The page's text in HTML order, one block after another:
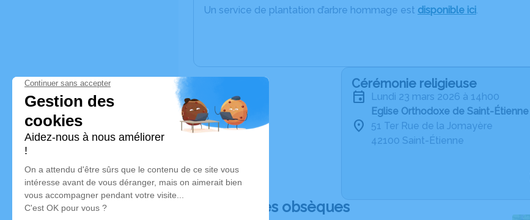
Un service de plantation d’arbre hommage est disponible ici.
Cérémonie religieuse
lundi 23 mars 2026 à 14h00
Eglise Orthodoxe de Saint-Étienne
51 Ter Rue de la Jomayère
42100 Saint-Étienne
Déroulé des obsèques